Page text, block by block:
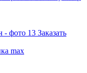
Заказать